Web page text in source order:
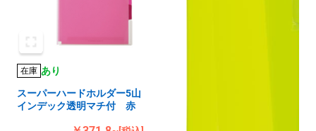
在庫 あり
スーパーハードホルダー5山
インデック透明マチ付 赤